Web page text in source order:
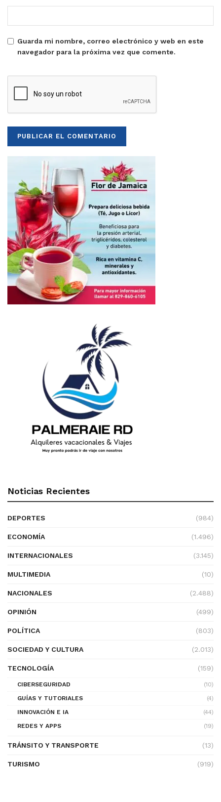
Guarda mi nombre, correo electrónico y web en este
navegador para la próxima vez que comente.
Noticias Recientes
DEPORTES (984)
ECONOMÍA (1.496)
INTERNACIONALES (3.145)
MULTIMEDIA (10)
NACIONALES (2.488)
OPINIÓN (499)
POLÍTICA (803)
SOCIEDAD Y CULTURA (2.013)
TECNOLOGÍA (159)
CIBERSEGURIDAD
(10)
GUÍAS Y TUTORIALES
(4)
INNOVACIÓN E IA
(44)
REDES Y APPS
(19)
TRÁNSITO Y TRANSPORTE (13)
TURISMO (919)